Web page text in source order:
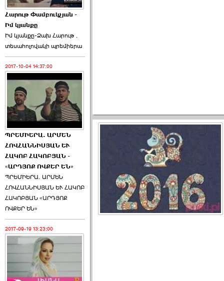
Հարութ Փամբուկչյան -
Իմ կյանքը
Իմ կյանքը-Ձախ Հարnւթ․
տեuաhnլnվակի պրեմիերա
2017-10-04 14:37:00
ՊՐԵՄԻԵՐԱ. ԱՐՄԵՆ
ՀՈՎՀԱՆՆԻՍՅԱՆ ԵՒ
ՀԱԿՈԲ ՀԱԿՈԲՅԱՆ -
«ԱՐԴՅՈՔ ՈՎՔԵՐ ԵՆ»
ՊՐԵՄԻԵՐԱ. ԱՐՄԵՆ
ՀՈՎՀԱՆՆԻՍՅԱՆ ԵՒ ՀԱԿՈԲ
ՀԱԿՈԲՅԱՆ «ԱՐԴՅՈՔ
ՈՎՔԵՐ ԵՆ»
2017-09-19 13:23:00